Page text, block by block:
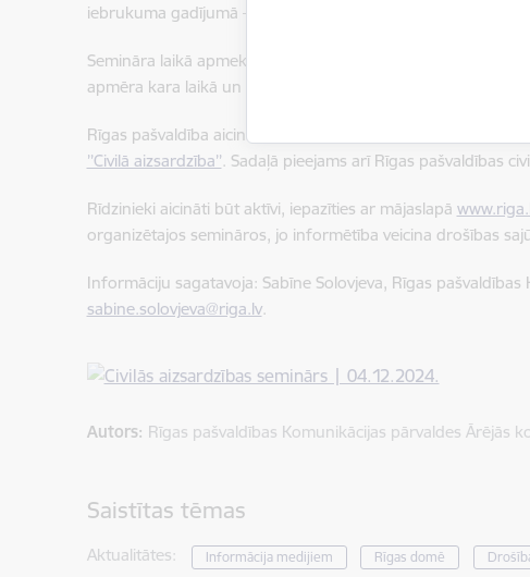
iebrukuma gadījumā – un zināšanas par to kā rīkoties
Semināra laikā apmeklētāji tika iepazīstināti arī ar pirmo
apmēra kara laikā un sniedz zināšanas par to, ko jau šobrīd
Rīgas pašvaldība aicina ikvienu rīdzinieku iepazīties ar
’’Civilā aizsardzība’’. Sadaļā pieejams arī Rīgas pašvaldības
Rīdzinieki aicināti būt aktīvi, iepazīties ar mājaslapā
organizētajos semināros, jo informētība veicina drošības
Informāciju sagatavoja: Sabīne Solovjeva, Rīgas
sabine.solovjeva@riga.lv.
Autors: Rīgas pašvaldības Komunikācijas pārvaldes Ārējās
Saistītas tēmas
Aktualitātes: Informācija medijiem Rīgas domē